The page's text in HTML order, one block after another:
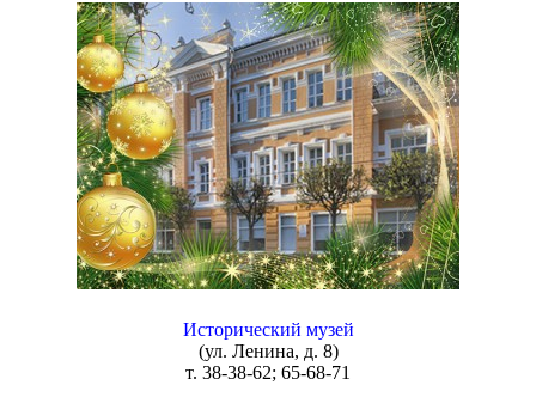
Исторический музей
(ул. Ленина, д. 8)
т. 38-38-62; 65-68-71